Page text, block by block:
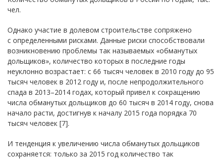
чел.
Однако участие в долевом строительстве сопряжено
с определенными рисками. Данные риски способствовали
возникновению проблемы так называемых «обманутых
дольщиков», количество которых в последние годы
неуклонно возрастает: с 66 тысяч человек в 2010 году до 95
тысяч человек в 2012 году и, после непродолжительного
спада в 2013–2014 годах, который привел к сокращению
числа обманутых дольщиков до 60 тысяч в 2014 году, снова
начало расти, достигнув к началу 2015 года порядка 70
тысяч человек [7].
И тенденция к увеличению числа обманутых дольщиков
сохраняется: только за 2015 год количество так